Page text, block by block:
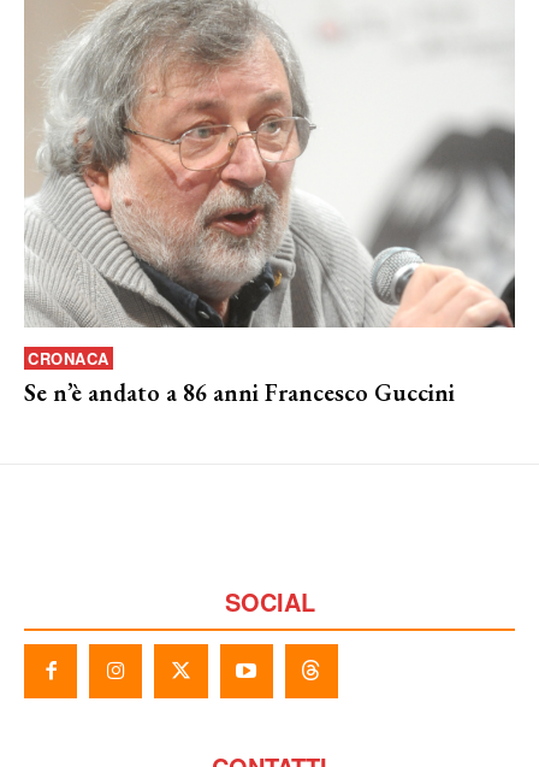
CRONACA
Se n’è andato a 86 anni Francesco Guccini
SOCIAL